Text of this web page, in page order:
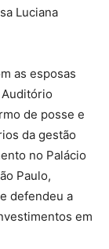
Luciana
as esposas
de posse e
da gestão
no Palácio
Paulo,
defendeu a
em